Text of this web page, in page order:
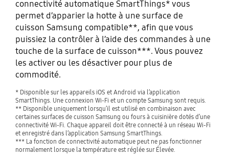
connectivité automatique SmartThings* vous
permet d’apparier la hotte à une surface de
cuisson Samsung compatible**, afin que vous
puissiez la contrôler à l’aide des commandes à une
touche de la surface de cuisson***. Vous pouvez
les activer ou les désactiver pour plus de
commodité.
* Disponible sur les appareils iOS et Android via l’application
SmartThings. Une connexion Wi-Fi et un compte Samsung sont requis.
** Disponible uniquement lorsqu’il est utilisé en combinaison avec
certaines surfaces de cuisson Samsung ou fours à cuisinière dotés d’une
connectivité Wi-Fi. Chaque appareil doit être connecté à un réseau Wi-Fi
et enregistré dans l’application Samsung SmartThings.
*** La fonction de connectivité automatique peut ne pas fonctionner
normalement lorsque la température est réglée sur Élevée.